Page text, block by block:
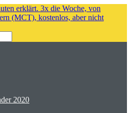
2020